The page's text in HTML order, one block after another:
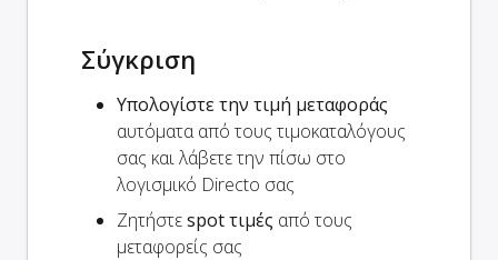
Σύγκριση
Υπολογίστε την τιμή μεταφοράς
αυτόματα από τους τιμοκαταλόγους
σας και λάβετε την πίσω στο
λογισμικό Directo σας
Ζητήστεspot τιμές από τους
μεταφορείς σας